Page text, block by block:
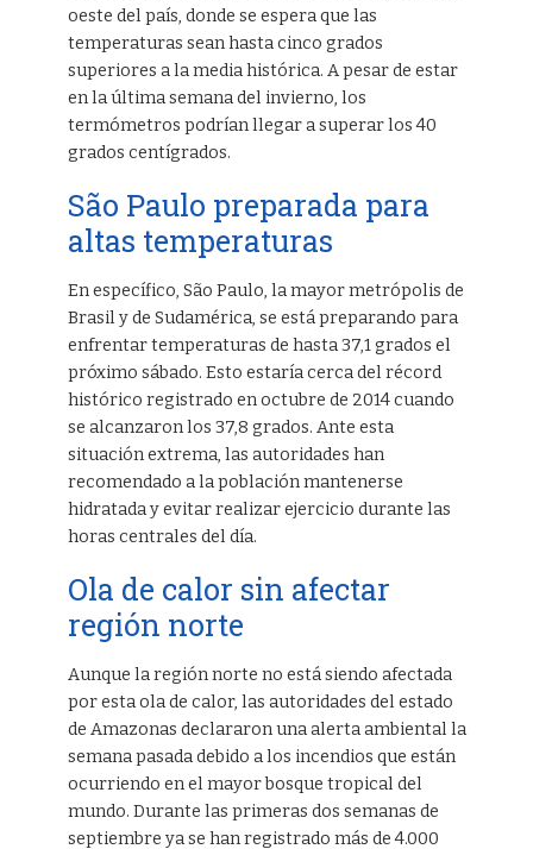
oeste del país, donde se espera que las
temperaturas sean hasta cinco grados
superiores a la media histórica. A pesar de estar
en la última semana del invierno, los
termómetros podrían llegar a superar los 40
grados centígrados.
São Paulo preparada para
altas temperaturas
En específico, São Paulo, la mayor metrópolis de
Brasil y de Sudamérica, se está preparando para
enfrentar temperaturas de hasta 37,1 grados el
próximo sábado. Esto estaría cerca del récord
histórico registrado en octubre de 2014 cuando
se alcanzaron los 37,8 grados. Ante esta
situación extrema, las autoridades han
recomendado a la población mantenerse
hidratada y evitar realizar ejercicio durante las
horas centrales del día.
Ola de calor sin afectar
región norte
Aunque la región norte no está siendo afectada
por esta ola de calor, las autoridades del estado
de Amazonas declararon una alerta ambiental la
semana pasada debido a los incendios que están
ocurriendo en el mayor bosque tropical del
mundo. Durante las primeras dos semanas de
septiembre ya se han registrado más de 4.000